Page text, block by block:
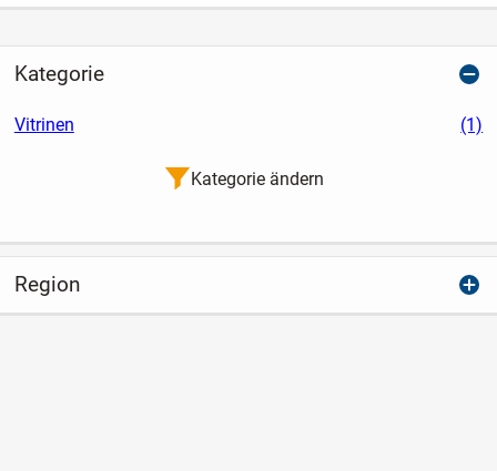
Kategorie
Vitrinen (1)
Kategorie ändern
Region